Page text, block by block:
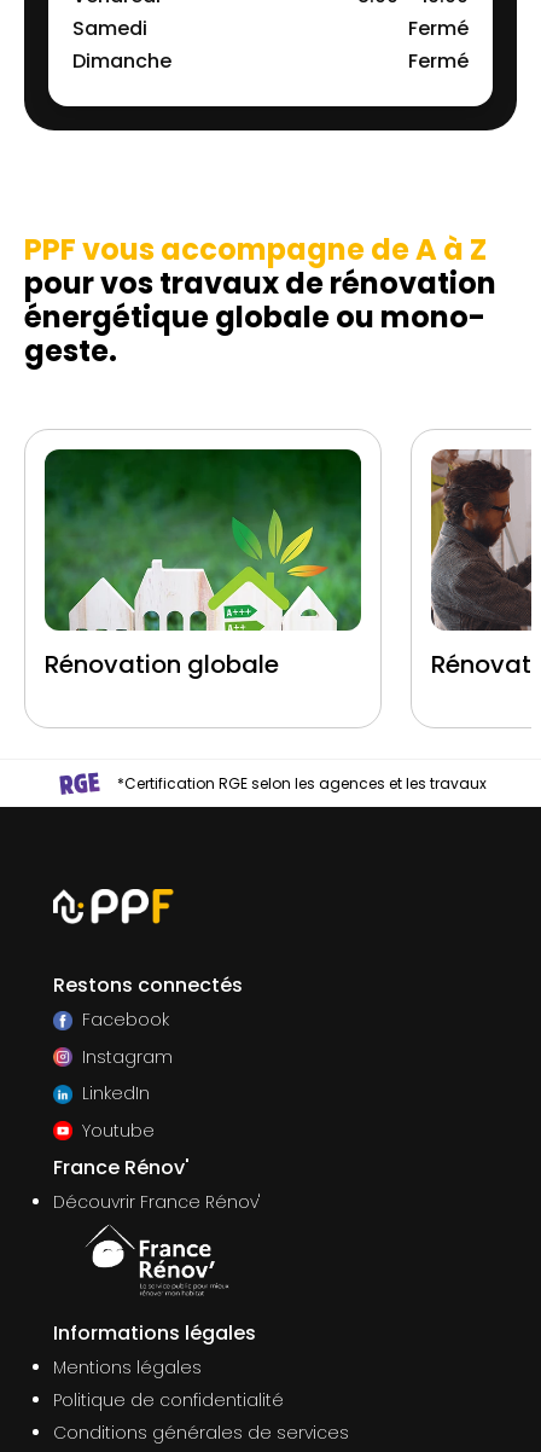
Samedi
Fermé
Dimanche
Fermé
PPF vous accompagne de A à Z
pour vos travaux de rénovation
énergétique globale ou mono-
geste.
Rénovation globale
*Certification RGE selon les agences et les travaux
Restons connectés
Facebook
Instagram
LinkedIn
Youtube
France Rénov'
Découvrir France Rénov'
Informations légales
Mentions légales
Politique de confidentialité
Conditions générales de services